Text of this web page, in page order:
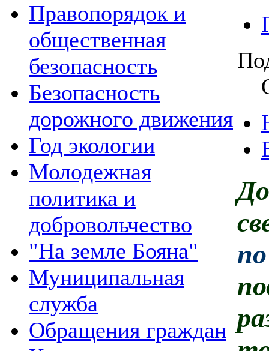
Правопорядок и
общественная
безопасность
Безопасность
дорожного движения
Год экологии
Молодежная
политика и
добровольчество
"На земле Бояна"
Муниципальная
служба
Обращения граждан